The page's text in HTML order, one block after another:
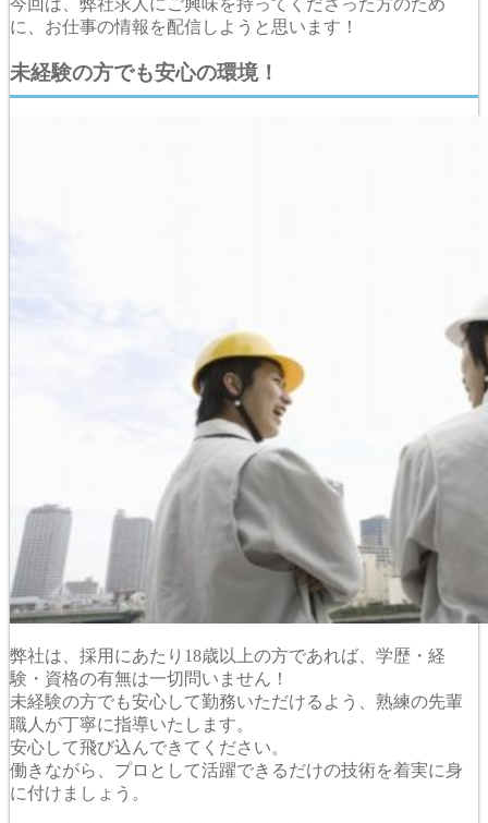
に、お仕事の情報を配信しようと思います！
未経験の方でも安心の環境！
弊社は、採用にあたり18歳以上の方であれば、学歴・経
験・資格の有無は一切問いません！
未経験の方でも安心して勤務いただけるよう、熟練の先輩
職人が丁寧に指導いたします。
安心して飛び込んできてください。
働きながら、プロとして活躍できるだけの技術を着実に身
に付けましょう。